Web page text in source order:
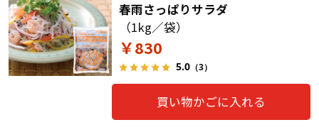
春雨さっぱりサラダ
（1kg／袋）
￥830
5.0（3）
買い物かごに入れる